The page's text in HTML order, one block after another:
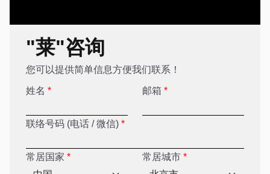
"莱"咨询
您可以提供简单信息方便我们联系！
姓名 * 邮箱 *
联络号码 (电话 / 微信) *
常居国家 * 常居城市 *